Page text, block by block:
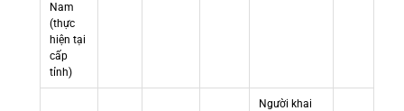
Nam
(thực
hiện tại
cấp
tỉnh)
Người khai